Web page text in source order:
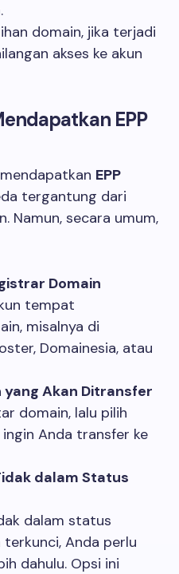
domain, jika terjadi
akses ke akun
EPP
EPP
tergantung dari
Namun, secara umum,
Domain
tempat
misalnya di
Domainesia, atau
yang Akan Ditransfer
domain, lalu pilih
Anda transfer ke
dalam Status
dalam status
terkunci, Anda perlu
dahulu. Opsi ini